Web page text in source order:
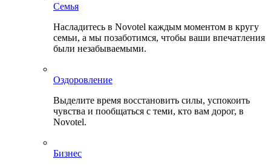
Семья
Насладитесь в Novotel каждым моментом в кругу
семьи, а мы позаботимся, чтобы ваши впечатления
были незабываемыми.
Оздоровление
Выделите время восстановить силы, успокоить
чувства и пообщаться с теми, кто вам дорог, в
Novotel.
Бизнес